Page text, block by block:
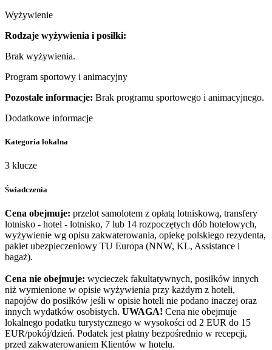
Wyżywienie
Rodzaje wyżywienia i posiłki:
Brak wyżywienia.
Program sportowy i animacyjny
Pozostałe informacje: Brak programu sportowego i animacyjnego.
Dodatkowe informacje
Kategoria lokalna
3 klucze
Świadczenia
Cena obejmuje: przelot samolotem z opłatą lotniskową, transfery
lotnisko - hotel - lotnisko, 7 lub 14 rozpoczętych dób hotelowych,
wyżywienie wg opisu zakwaterowania, opiekę polskiego rezydenta,
pakiet ubezpieczeniowy TU Europa (NNW, KL, Assistance i
bagaż).
Cena nie obejmuje: wycieczek fakultatywnych, posiłków innych
niż wymienione w opisie wyżywienia przy każdym z hoteli,
napojów do posiłków jeśli w opisie hoteli nie podano inaczej oraz
innych wydatków osobistych. UWAGA! Cena nie obejmuje
lokalnego podatku turystycznego w wysokości od 2 EUR do 15
EUR/pokój/dzień. Podatek jest płatny bezpośrednio w recepcji,
przed zakwaterowaniem Klientów w hotelu.